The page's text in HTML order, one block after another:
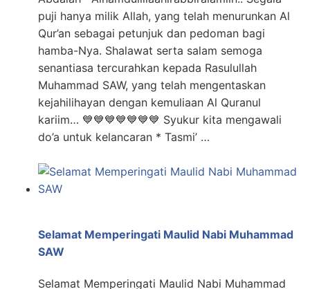
puji hanya milik Allah, yang telah menurunkan Al
Qur’an sebagai petunjuk dan pedoman bagi
hamba-Nya. Shalawat serta salam semoga
senantiasa tercurahkan kepada Rasulullah
Muhammad SAW, yang telah mengentaskan
kejahilihayan dengan kemuliaan Al Quranul
kariim… 💙💙💙💙💙💙💙 Syukur kita mengawali
do’a untuk kelancaran * Tasmi’ …
Selamat Memperingati Maulid Nabi Muhammad
SAW
Selamat Memperingati Maulid Nabi Muhammad